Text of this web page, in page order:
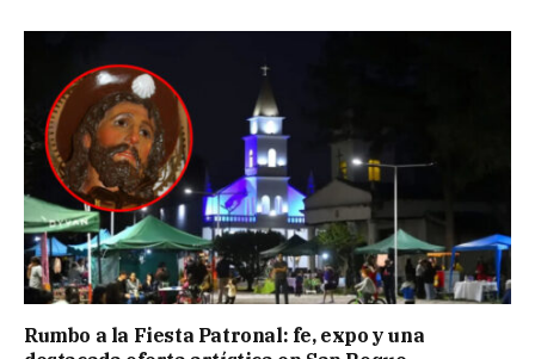
Rumbo a la Fiesta Patronal: fe, expo y una